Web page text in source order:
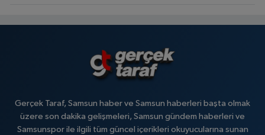
Gerçek Taraf, Samsun haber ve Samsun haberleri başta olmak
üzere son dakika gelişmeleri, Samsun gündem haberleri ve
Samsunspor ile ilgili tüm güncel içerikleri okuyucularına sunan